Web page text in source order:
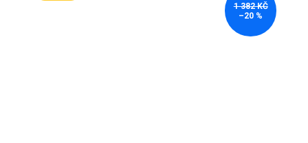
1 382 KČ
–20 %